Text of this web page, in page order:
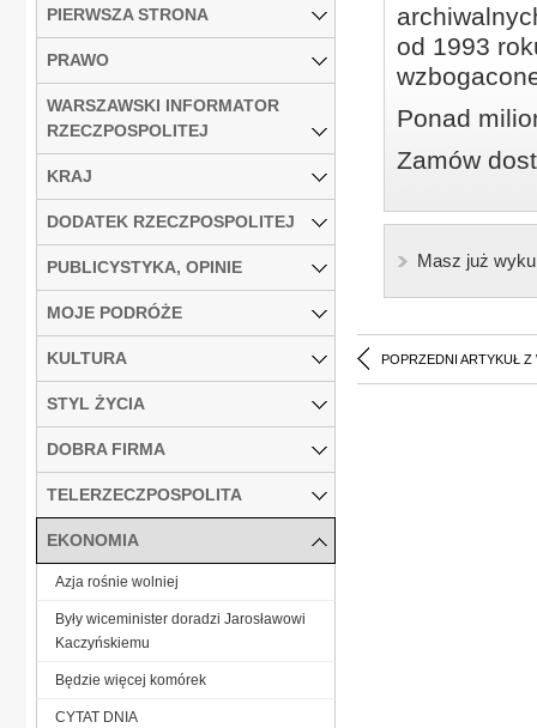
od 1993
Ponad
Zamów
Masz już
POPRZEDNI ARTYKUŁ Z
PIERWSZA STRONA
PRAWO
WARSZAWSKI INFORMATOR
RZECZPOSPOLITEJ
KRAJ
DODATEK RZECZPOSPOLITEJ
PUBLICYSTYKA, OPINIE
MOJE PODRÓŻE
KULTURA
STYL ŻYCIA
DOBRA FIRMA
TELERZECZPOSPOLITA
EKONOMIA
Azja rośnie wolniej
Były wiceminister doradzi Jarosławowi
Kaczyńskiemu
Będzie więcej komórek
CYTAT DNIA